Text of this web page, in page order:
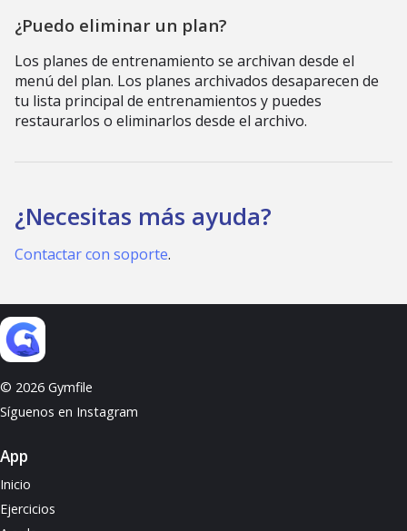
¿Puedo eliminar un plan?
Los planes de entrenamiento se archivan desde el
menú del plan. Los planes archivados desaparecen de
tu lista principal de entrenamientos y puedes
restaurarlos o eliminarlos desde el archivo.
¿Necesitas más ayuda?
Contactar con soporte.
© 2026 Gymfile
Síguenos en Instagram
App
Inicio
Ejercicios